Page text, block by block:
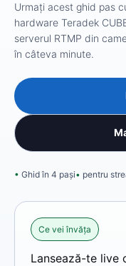
Urmați acest ghid pas
hardware Teradek
serverul RTMP din
în câteva minute.
Ghid în 4 pași pentru
Ce vei învăța
Lansează-te live